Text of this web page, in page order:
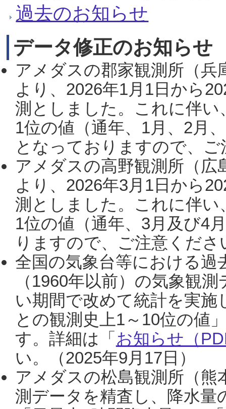
過去のお知らせ
データ修正のお知らせ
アメダスの郡家観測所（
より、2026年1月1日から
測としました。これに伴い
1位の値（通年、1月、2月
となっておりますので、
アメダスの高野観測所（
より、2026年3月1日から
測としました。これに伴い
1位の値（通年、3月及び4
りますので、ご注意くだ
全国の気象台等における過
（1960年以前）の気象観
い期間で改めて統計を実
との観測史上1～10位の値
す。詳細は「 お知らせ（
い。（2025年9月17日）
アメダスの松島観測所（熊
測データを精査し、降水